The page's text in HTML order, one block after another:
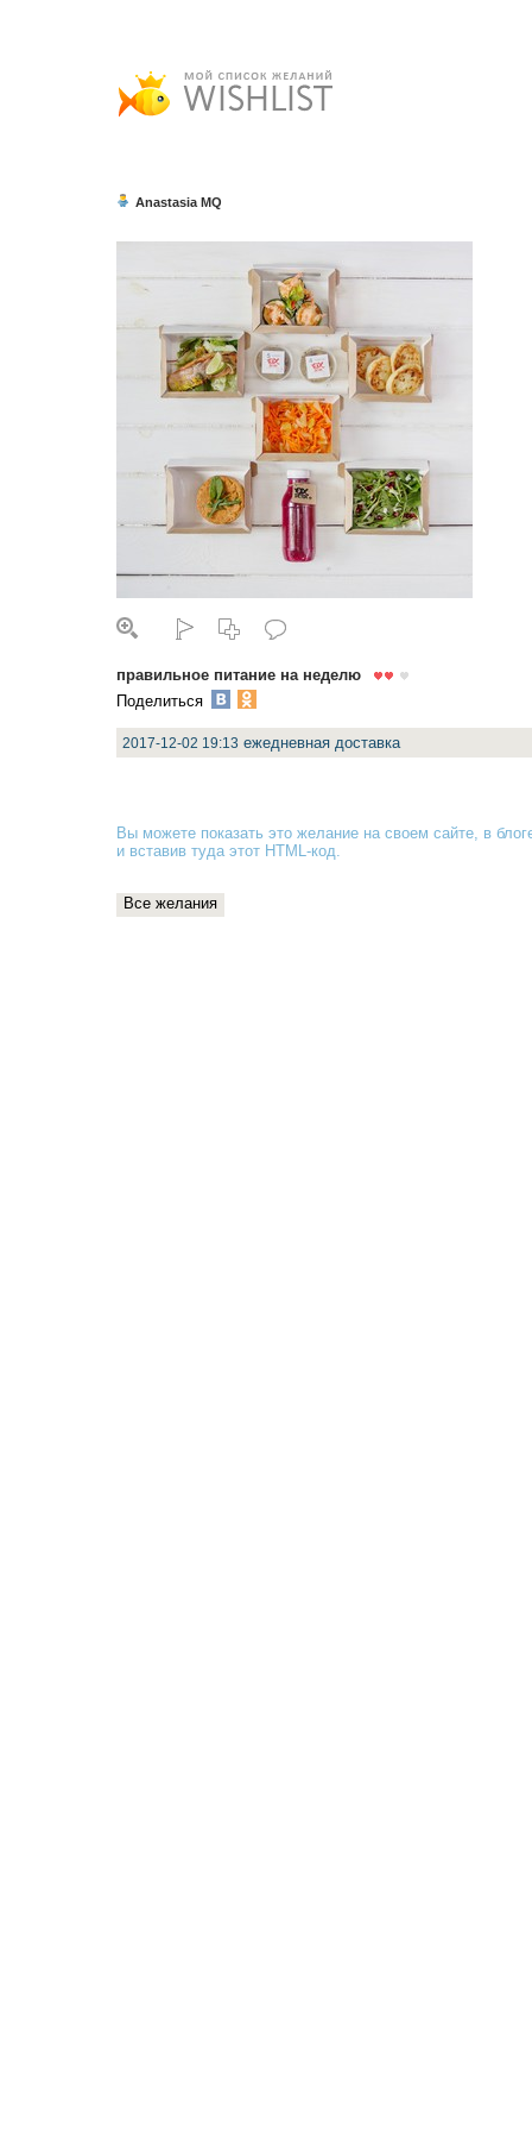
Anastasia MQ
правильное питание на неделю
Поделиться
2017-12-02 19:13 ежедневная доставка
Вы можете показать это желание на своем сайте, в
и вставив туда этот HTML-код.
Все желания